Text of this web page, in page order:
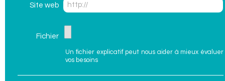
Site web
Fichier
Un fichier explicatif peut nous aider à mieux évaluer
vos besoins